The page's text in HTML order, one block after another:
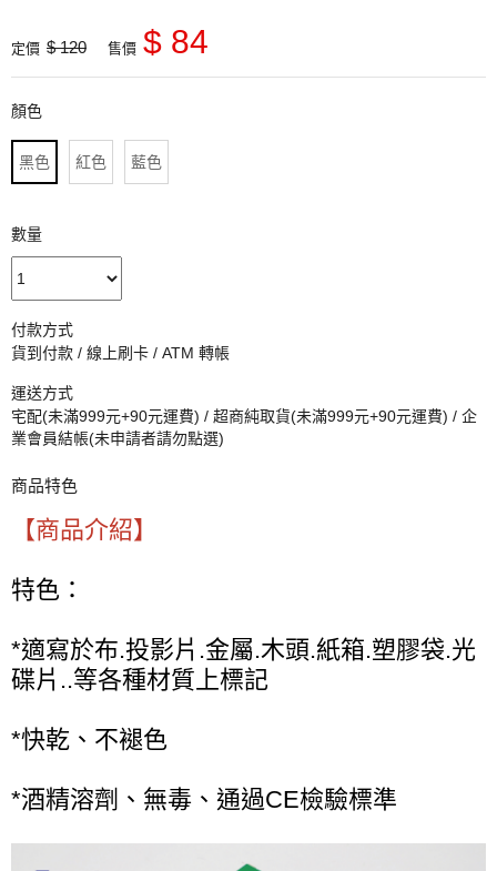
定價 $ 120 售價 $ 84
顏色
黑色 紅色 藍色
數量
付款方式
貨到付款 / 線上刷卡 / ATM 轉帳
運送方式
宅配(未滿999元+90元運費) / 超商純取貨(未滿999元+90元運費) / 企
業會員結帳(未申請者請勿點選)
商品特色
【商品介紹】
特色：
*適寫於布.投影片.金屬.木頭.紙箱.塑膠袋.光
碟片..等各種材質上標記
*快乾、不褪色
*酒精溶劑、無毒、通過CE檢驗標準